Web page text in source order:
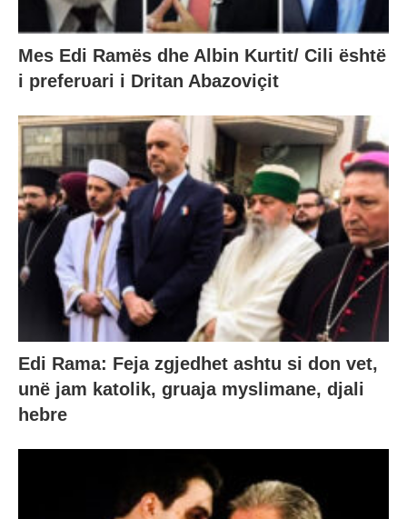
Mes Edi Ramës dhe Albin Kurtit/ Cili është
i preferυari i Dritan Abazoviçit
Edi Rama: Feja zgjedhet ashtu si don vet,
unë jam katolik, gruaja myslimane, djali
hebre